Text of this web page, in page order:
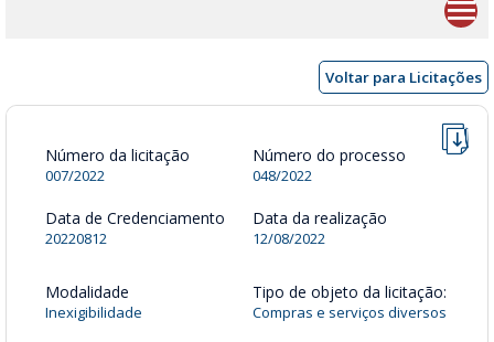
Voltar para Licitações
Número da licitação
007/2022
Número do processo
048/2022
Data de Credenciamento
20220812
Data da realização
12/08/2022
Modalidade
Inexigibilidade
Tipo de objeto da licitação:
Compras e serviços diversos